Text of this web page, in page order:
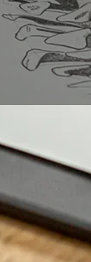
formas más
de arte o
puede